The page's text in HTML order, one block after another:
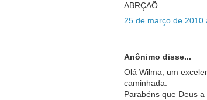
ABRÇAÕ
25 de março de 2010
Anônimo disse...
Olá Wilma, um
caminhada.
Parabéns que Deus a